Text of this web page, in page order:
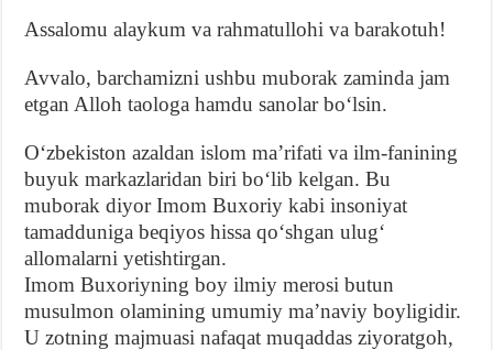
Assalomu alaykum va rahmatullohi va barakotuh!
Avvalo, barchamizni ushbu muborak zaminda jam
etgan Alloh taologa hamdu sanolar boʻlsin.
Oʻzbekiston azaldan islom maʼrifati va ilm-fanining
buyuk markazlaridan biri boʻlib kelgan. Bu
muborak diyor Imom Buxoriy kabi insoniyat
tamadduniga beqiyos hissa qoʻshgan ulugʻ
allomalarni yetishtirgan.
Imom Buxoriyning boy ilmiy merosi butun
musulmon olamining umumiy maʼnaviy boyligidir.
U zotning majmuasi nafaqat muqaddas ziyoratgoh,